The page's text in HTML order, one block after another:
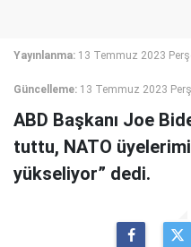
Yayınlanma: 13 Temmuz 2023
Güncelleme: 13 Temmuz 2023
ABD Başkanı Joe
tuttu, NATO
yükseliyor” dedi.